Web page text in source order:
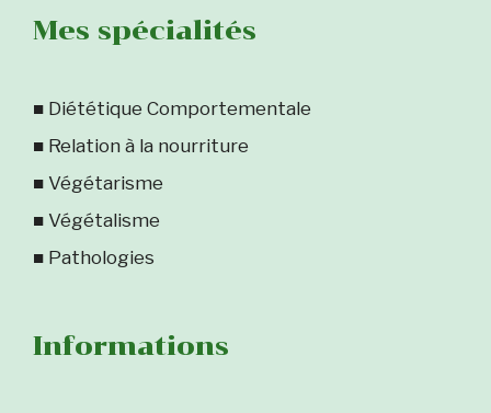
Mes spécialités
■ Diététique Comportementale
■ Relation à la nourriture
■ Végétarisme
■ Végétalisme
■ Pathologies
Informations